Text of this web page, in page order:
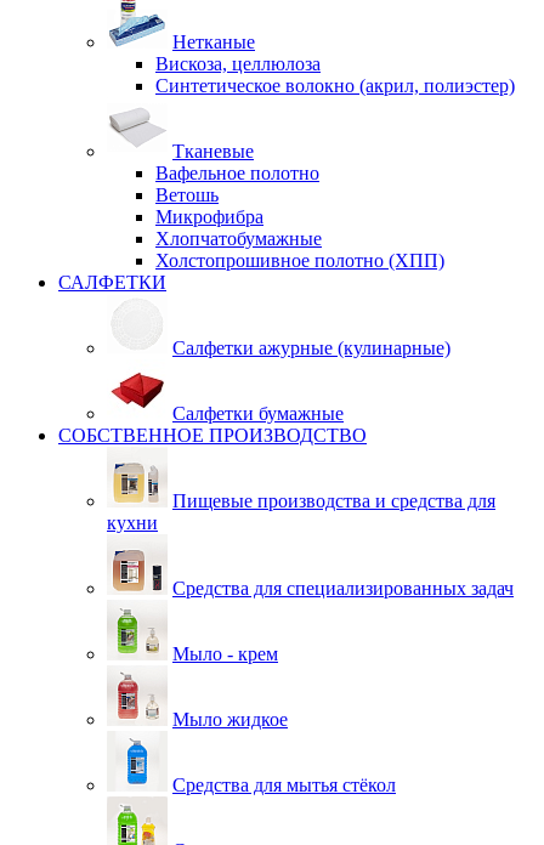
Нетканые
Вискоза, целлюлоза
Синтетическое волокно (акрил, полиэстер)
Тканевые
Вафельное полотно
Ветошь
Микрофибра
Хлопчатобумажные
Холстопрошивное полотно (ХПП)
САЛФЕТКИ
Салфетки ажурные (кулинарные)
Салфетки бумажные
СОБСТВЕННОЕ ПРОИЗВОДСТВО
Пищевые производства и средства для
кухни
Средства для специализированных задач
Мыло - крем
Мыло жидкое
Средства для мытья стёкол